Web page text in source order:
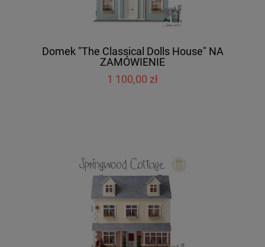
Domek "The Classical Dolls House" NA
ZAMÓWIENIE
1 100,00 zł